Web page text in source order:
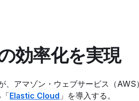
効率化を実現
アマゾン・ウェブサービス（
Elastic Cloud 」を導入する。